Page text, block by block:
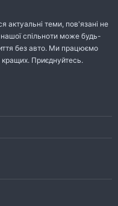
актуальні теми, пов'язані не
спільноти може будь-
без авто. Ми працюємо
Приєднуйтесь.